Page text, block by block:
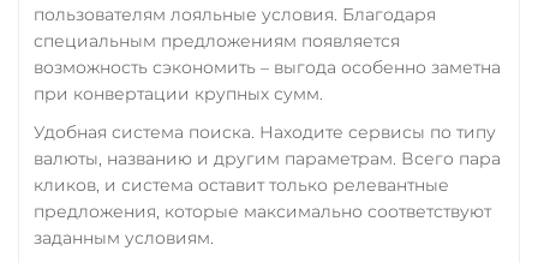
Yearn.finance (YFI)
Zcash (ZEC)
Wrapped Ethereum
ERC20 AVAXC
CRO
RONIN
Yearn.finance (YFI)
Zcash (ZEC)
пользователям лояльные условия. Благодаря
специальным предложениям появляется
возможность сэкономить – выгода особенно заметна
при конвертации крупных сумм.
Удобная система поиска. Находите сервисы по типу
валюты, названию и другим параметрам. Всего пара
кликов, и система оставит только релевантные
предложения, которые максимально соответствуют
заданным условиям.